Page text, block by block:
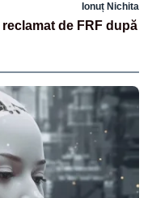
Ionuț Nichita
de FRF după